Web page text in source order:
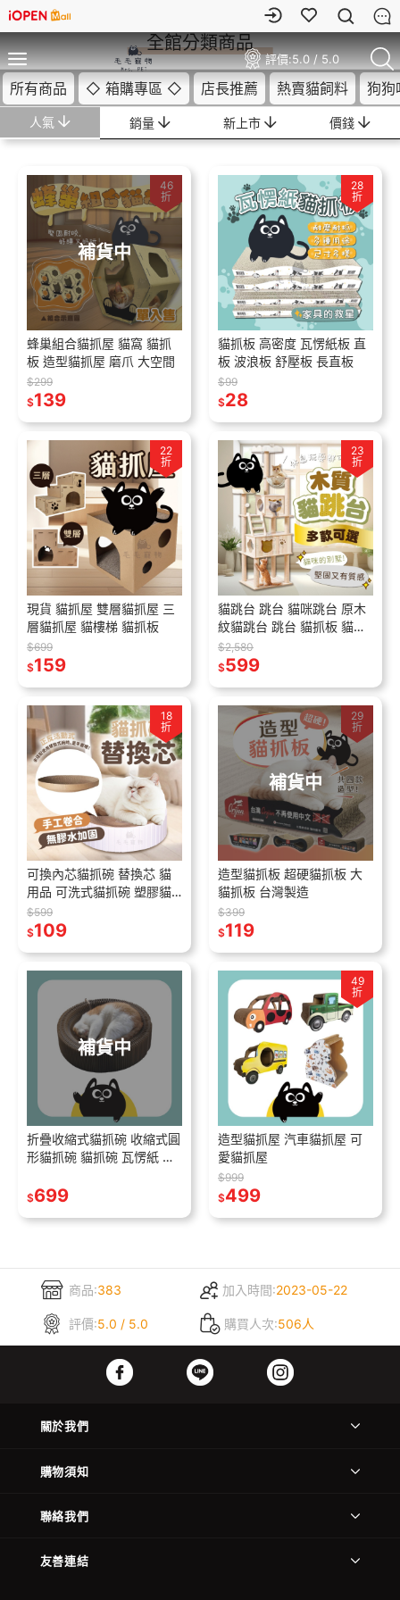
評價:5.0 / 5.0
全館分類商品
所有商品 ◇ 箱購專區 ◇ 店長推薦 熱賣貓飼料 狗狗
人氣 銷量 新上市 價錢
補貨中
46
折
蜂巢組合貓抓屋 貓窩 貓抓
板 造型貓抓屋 磨爪 大空間
$299
$139
28
折
貓抓板 高密度 瓦愣紙板 直
板 波浪板 舒壓板 長直板
$99
$28
22
折
現貨 貓抓屋 雙層貓抓屋 三
層貓抓屋 貓樓梯 貓抓板
$699
$159
23
折
貓跳台 跳台 貓咪跳台 原木
紋貓跳台 跳台 貓抓板 貓咪
別墅 貓爬架 貓咪 抓板 貓窩
$2,580
$599
18
折
可換內芯貓抓碗 替換芯 貓
用品 可洗式貓抓碗 塑膠貓
抓碗 貓抓碗 寵物窩 貓咪睡
窩 瓦楞貓抓板 貓碗
$599
$109
補貨中
29
折
造型貓抓板 超硬貓抓板 大
貓抓板 台灣製造
$399
$119
補貨中
折疊收縮式貓抓碗 收縮式圓
形貓抓碗 貓抓碗 瓦愣紙 折
超大直徑
$699
49
折
造型貓抓屋 汽車貓抓屋 可
愛貓抓屋
$999
$499
商品:383 加入時間:2023-05-22
評價:5.0 / 5.0 購買人次:506人
關於我們
購物須知
聯絡我們
友善連結